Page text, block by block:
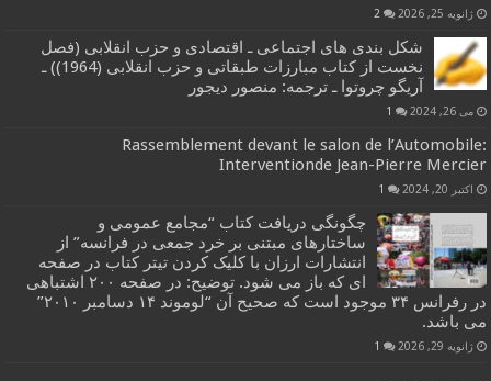
ژانویه 25, 2026 2
شکل بندی های اجتماعی ـ اقتصادی و حزب انقلابی (فصل
نخست از کتاب مبارزات طبقاتی و حزب انقلابی (1964)) ـ
آریگو چروتوا ـ ترجمه: منصور دیجور
می 26, 2024 1
Rassemblement devant le salon de l’Automobile:
Interventionde Jean-Pierre Mercier
اکتبر 20, 2024 1
چگونگی دریافت کتاب “مجامع عمومی و
ساختارهای مبتنی بر خرد جمعی در فرانسه” از
انتشارات ارزان با کلیک کردن تیتر کتاب در صفحه
ای که باز می شود. توضیح: در صفحه ۲۰۰ اشتباهی
در رفرانس ۳۴ موجود است که صحیح آن “لوموند ۱۴ دسامبر ۲۰۱۰”
می باشد.
ژانویه 29, 2026 1